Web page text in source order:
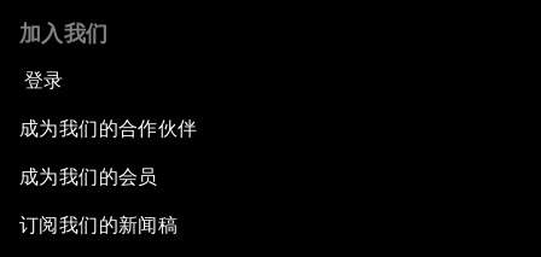
加入我们
登录
成为我们的合作伙伴
成为我们的会员
订阅我们的新闻稿